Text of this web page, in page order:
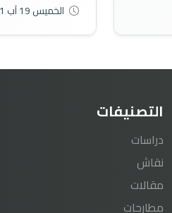
الخميس 19 آب 2021
التصنيفات
دراسات
نقاش
مقالات
مطارحات